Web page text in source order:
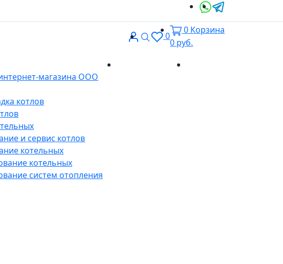
ВходПоиск
0
0 Корзина
0 руб.
магазина ООО
котлов
и сервис котлов
котельных
котельных
систем отопления